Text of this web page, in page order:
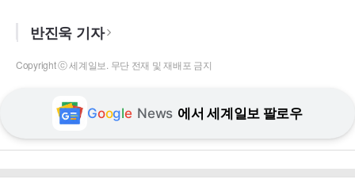
반진욱 기자
Copyright ⓒ 세계일보. 무단 전재 및 재배포 금지
Google News 에서 세계일보 팔로우